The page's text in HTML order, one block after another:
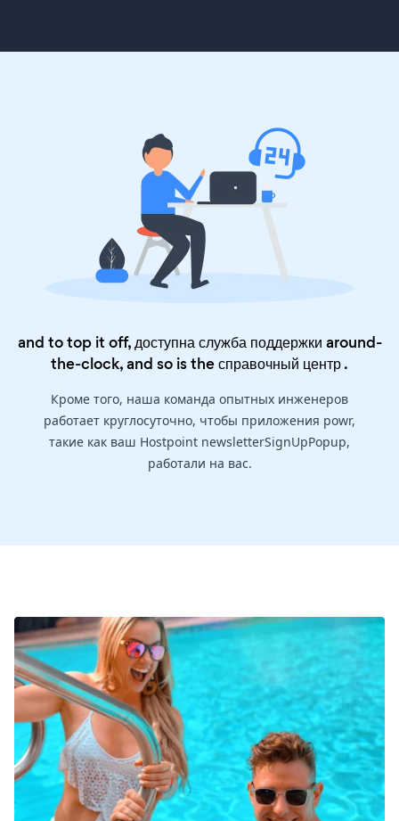
and to top it off, доступна служба поддержки around-
the-clock, and so is theсправочный центр.
Кроме того, наша команда опытных инженеров
работает круглосуточно, чтобы приложения powr,
такие как ваш Hostpoint newsletterSignUpPopup,
работали на вас.